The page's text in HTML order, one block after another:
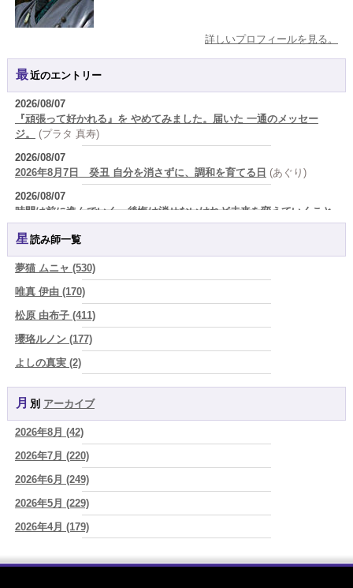
詳しいプロフィールを見る。
最近のエントリー
2026/08/07
『頑張って好かれる』を やめてみました。届いた 一通のメッセー
ジ。
(プラタ 真寿)
2026/08/07
2026年8月7日 癸丑 自分を消さずに、調和を育てる日 (あぐり)
2026/08/07
時間は前に進んでいく。後悔は消せないけれど未来を変えていくこと
ができる (真巳華 - Mamika -)
「いいお母さん」という仮面を外した日に、鏡の中に立っていたのは
(芽百マミム)
「運命の人を探して何年も迷った。でも最後に気づく…本当に人生を
狂わせるのは『誰を好きになったか』ではなく、『間違ったタイミン
グを運命だと信じたこと』だった (芽百マミム)
真寿の開運Cooking 二段弁当に詰めた、調和のエネルギー。品数が
増える日は、心にも余裕がある証拠かもしれません
2026/08/06
理解されたい人ほど、相手を理解することを忘れてしまう。
由)
2026/08/06
【難しい恋愛】【既読スルー】あなたが楽しんでいるとどんな立場や
年齢でも愛されます
2026/08/06
費される人だけが最後に泣く世界」 (芽百マミム)
星読み師一覧
夢猫 ムニャ (530)
唯真 伊由 (170)
松原 由布子 (411)
瓔珞ルノン (177)
よしの真実 (2)
YOSHIKI (58)
よみ (39)
一之森 陽柑 (26)
椰奈空 (64)
ワカリミ (1)
神楽峰ヴィスカ (10)
赤羽うさぎ (341)
月別 アーカイブ
2026年8月 (42)
2026年7月 (220)
2026年6月 (249)
2026年5月 (229)
2026年4月 (179)